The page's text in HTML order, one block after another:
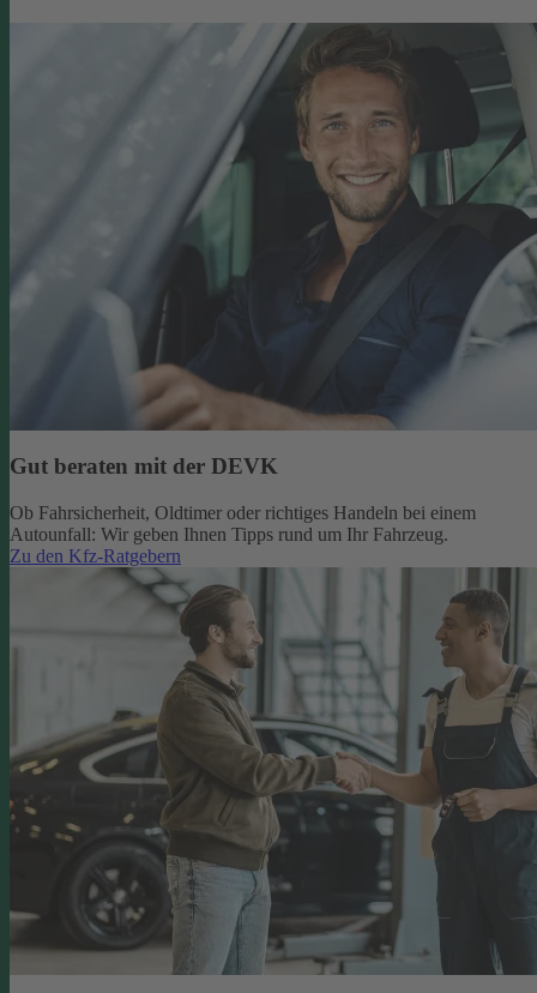
Gut beraten mit der DEVK
Ob Fahrsicherheit, Oldtimer oder richtiges Handeln bei einem
Autounfall: Wir geben Ihnen Tipps rund um Ihr Fahrzeug.
Zu den Kfz-Ratgebern